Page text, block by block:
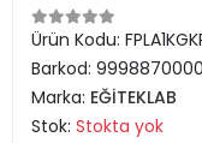
Ürün Kodu:
Barkod:
Marka: EĞİTEKLAB
Stok: Stokta yok